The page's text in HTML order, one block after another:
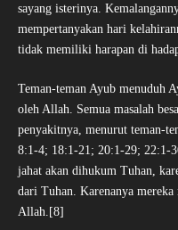
sayang isterinya.
mempertanyakan hari
tidak memiliki harapan di
Teman-teman Ayub menuduh
oleh Allah. Semua masalah
penyakitnya, menurut teman-
8:1-4; 18:1-21; 20:1-29; 22:1-
jahat akan dihukum Tuhan,
dari Tuhan. Karenanya mereka
Allah.[8]